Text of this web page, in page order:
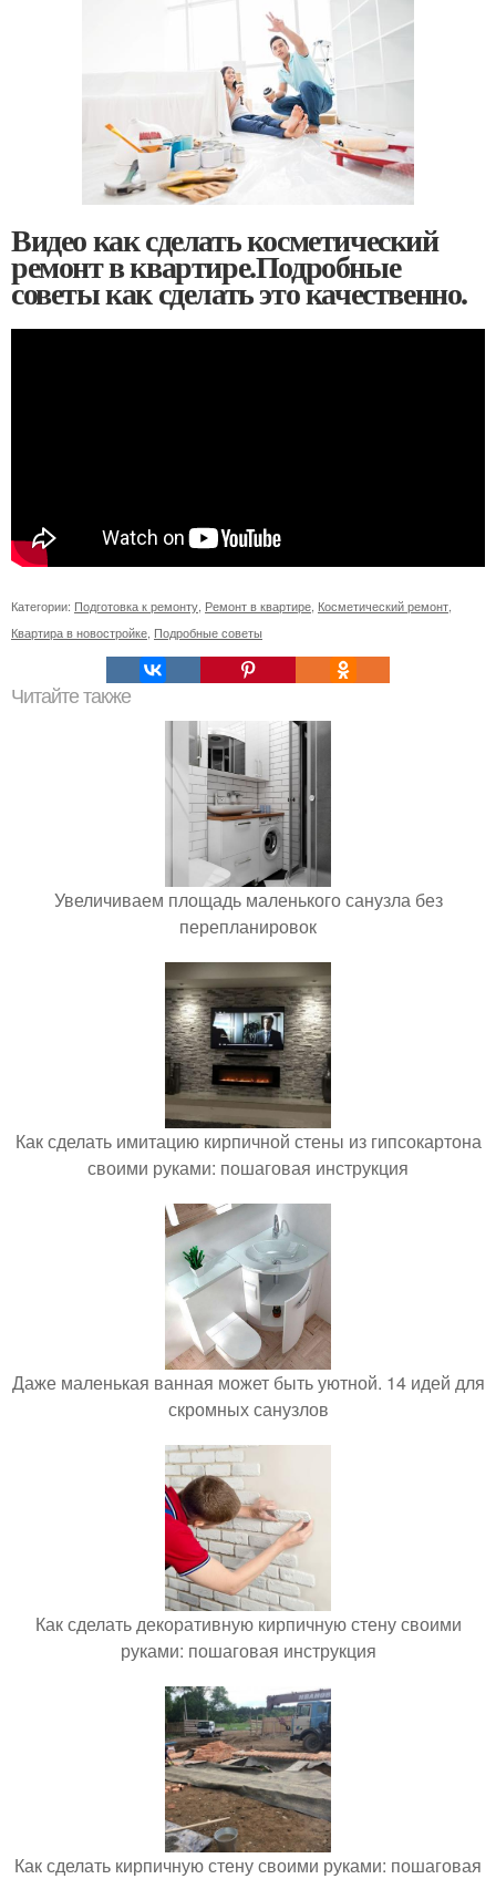
Видео как сделать косметический
ремонт в квартире.Подробные
советы как сделать это качественно.
Категории: Подготовка к ремонту, Ремонт в квартире, Косметический ремонт,
Квартира в новостройке, Подробные советы
Читайте также
Увеличиваем площадь маленького санузла без
перепланировок
Как сделать имитацию кирпичной стены из гипсокартона
своими руками: пошаговая инструкция
Даже маленькая ванная может быть уютной. 14 идей для
скромных санузлов
Как сделать декоративную кирпичную стену своими
руками: пошаговая инструкция
Как сделать кирпичную стену своими руками: пошаговая